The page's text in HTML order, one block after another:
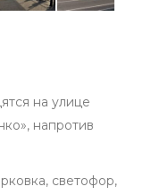
на улице
напротив
светофор,